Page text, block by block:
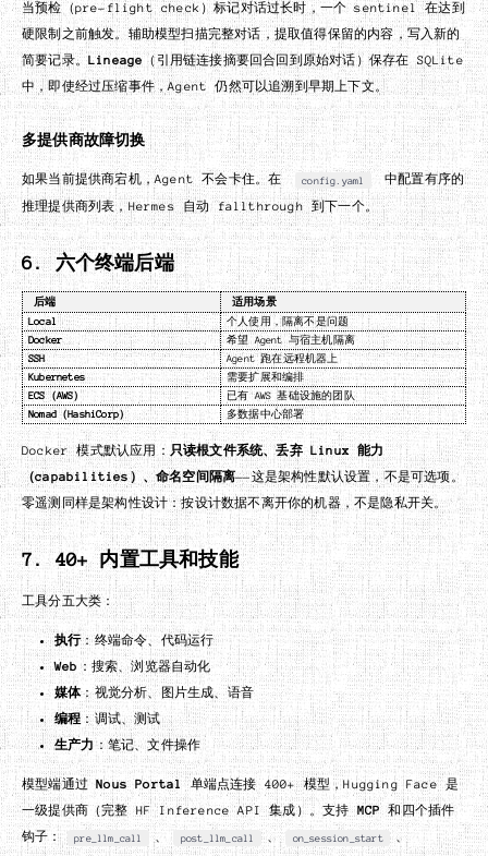
当预检（pre-flight check）标记对话过长时，一个 sentinel 在达到
硬限制之前触发。辅助模型扫描完整对话，提取值得保留的内容，写入新的
简要记录。Lineage （引用链连接摘要回合回到原始对话）保存在 SQLite
中，即使经过压缩事件，Agent 仍然可以追溯到早期上下文。
多提供商故障切换
如果当前提供商宕机，Agent 不会卡住。在 config.yaml 中配置有序的
推理提供商列表，Hermes 自动 fallthrough 到下一个。
6. 六个终端后端
后端
适用场景
Local
个人使用，隔离不是问题
Docker
希望 Agent 与宿主机隔离
SSH
Agent 跑在远程机器上
Kubernetes
需要扩展和编排
ECS（AWS）
已有 AWS 基础设施的团队
Nomad（HashiCorp）
多数据中心部署
Docker 模式默认应用： 只读根文件系统、丢弃 Linux 能力
（capabilities）、命名空间隔离——这是架构性默认设置，不是可选项。
零遥测同样是架构性设计：按设计数据不离开你的机器，不是隐私开关。
7. 40+ 内置工具和技能
工具分五大类：
执行：终端命令、代码运行
Web ：搜索、浏览器自动化
媒体：视觉分析、图片生成、语音
编程 ：调试、测试
生产力：笔记、文件操作
模型端通过Nous Portal单端点连接 400+ 模型，Hugging Face 是
一级提供商（完整 HF Inference API 集成）。支持MCP和四个插件
钩子：
pre_llm_call 、 post_llm_call 、 on_session_start 、